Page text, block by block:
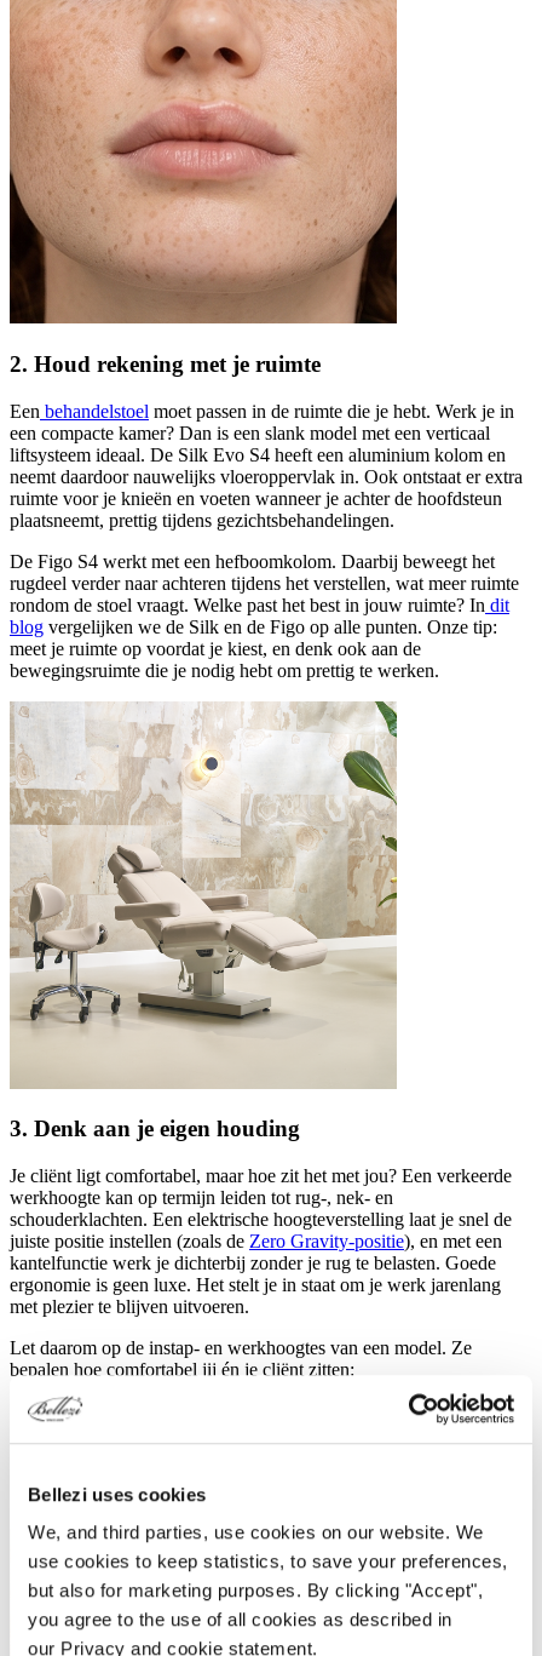
Bellezi uses cookies
We, and third parties, use cookies on our website. We
use cookies to keep statistics, to save your preferences,
but also for marketing purposes. By clicking "Accept",
you agree to the use of all cookies as described in
our Privacy and cookie statement.
2. Houd rekening met je ruimte
Een behandelstoel moet passen in de ruimte die je hebt. Werk je in
een compacte kamer? Dan is een slank model met een verticaal
liftsysteem ideaal. De Silk Evo S4 heeft een aluminium kolom en
neemt daardoor nauwelijks vloeroppervlak in. Ook ontstaat er extra
ruimte voor je knieën en voeten wanneer je achter de hoofdsteun
plaatsneemt, prettig tijdens gezichtsbehandelingen.
De Figo S4 werkt met een hefboomkolom. Daarbij beweegt het
rugdeel verder naar achteren tijdens het verstellen, wat meer ruimte
rondom de stoel vraagt. Welke past het best in jouw ruimte? In dit
blog vergelijken we de Silk en de Figo op alle punten. Onze tip:
meet je ruimte op voordat je kiest, en denk ook aan de
bewegingsruimte die je nodig hebt om prettig te werken.
3. Denk aan je eigen houding
Je cliënt ligt comfortabel, maar hoe zit het met jou? Een verkeerde
werkhoogte kan op termijn leiden tot rug-, nek- en
schouderklachten. Een elektrische hoogteverstelling laat je snel de
juiste positie instellen (zoals de Zero Gravity-positie), en met een
kantelfunctie werk je dichterbij zonder je rug te belasten. Goede
ergonomie is geen luxe. Het stelt je in staat om je werk jarenlang
met plezier te blijven uitvoeren.
Let daarom op de instap- en werkhoogtes van een model. Ze
bepalen hoe comfortabel jij én je cliënt zitten:
Silk Evo S4:
instaphoogte 57 cm, maximale werkhoogte 97
cm. De lage instap is prettig voor oudere, kleinere of minder
Geschikt als je vaak staand behandelingen uitvoert.